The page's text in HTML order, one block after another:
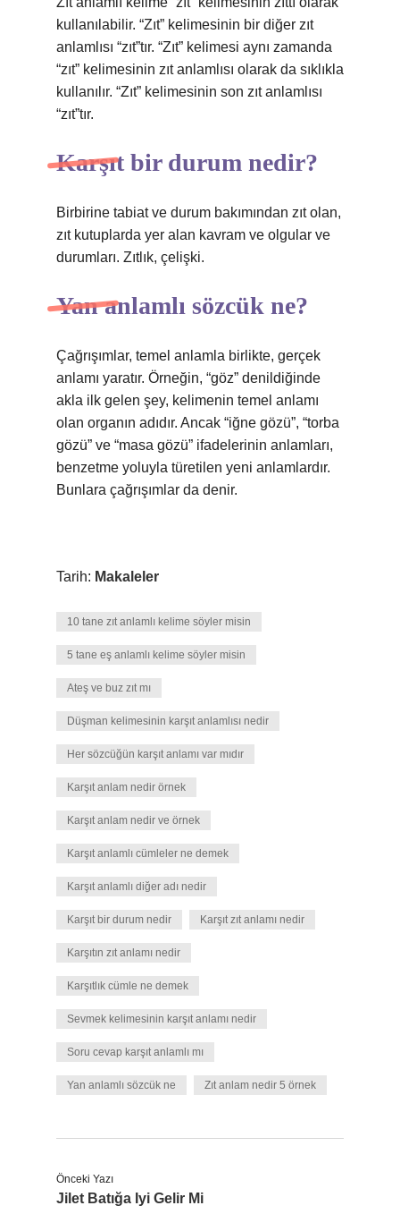
kullanılabilir. “Zıt” kelimesinin bir diğer zıt
anlamlısı “zıt”tır. “Zıt” kelimesi aynı zamanda
“zıt” kelimesinin zıt anlamlısı olarak da sıklıkla
kullanılır. “Zıt” kelimesinin son zıt anlamlısı
“zıt”tır.
Karşıt bir durum nedir?
Birbirine tabiat ve durum bakımından zıt olan,
zıt kutuplarda yer alan kavram ve olgular ve
durumları. Zıtlık, çelişki.
Yan anlamlı sözcük ne?
Çağrışımlar, temel anlamla birlikte, gerçek
anlamı yaratır. Örneğin, “göz” denildiğinde
akla ilk gelen şey, kelimenin temel anlamı
olan organın adıdır. Ancak “iğne gözü”, “torba
gözü” ve “masa gözü” ifadelerinin anlamları,
benzetme yoluyla türetilen yeni anlamlardır.
Bunlara çağrışımlar da denir.
Tarih: Makaleler
10 tane zıt anlamlı kelime söyler misin
5 tane eş anlamlı kelime söyler misin
Ateş ve buz zıt mı
Düşman kelimesinin karşıt anlamlısı nedir
Her sözcüğün karşıt anlamı var mıdır
Karşıt anlam nedir örnek
Karşıt anlam nedir ve örnek
Karşıt anlamlı cümleler ne demek
Karşıt anlamlı diğer adı nedir
Karşıt bir durum nedir Karşıt zıt anlamı nedir
Karşıtın zıt anlamı nedir
Karşıtlık cümle ne demek
Sevmek kelimesinin karşıt anlamı nedir
Soru cevap karşıt anlamlı mı
Yan anlamlı sözcük ne Zıt anlam nedir 5 örnek
Önceki Yazı
Jilet Batığa Iyi Gelir Mi